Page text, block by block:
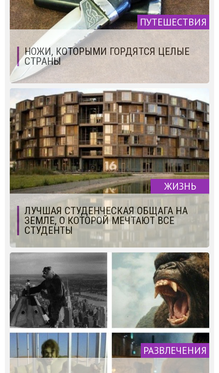
ПУТЕШЕСТВИЯ
НОЖИ, КОТОРЫМИ ГОРДЯТСЯ ЦЕЛЫЕ
СТРАНЫ
ЖИЗНЬ
ЛУЧШАЯ СТУДЕНЧЕСКАЯ ОБЩАГА НА
ЗЕМЛЕ, О КОТОРОЙ МЕЧТАЮТ ВСЕ
СТУДЕНТЫ
РАЗВЛЕЧЕНИЯ